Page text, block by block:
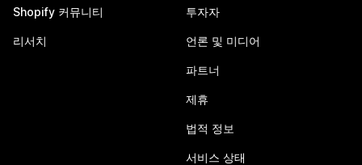
Shopify 커뮤니티
리서치
투자자
언론 및 미디어
파트너
제휴
법적 정보
서비스 상태